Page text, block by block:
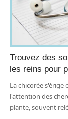
Trouvez des
les reins pour
La chicorée
l'attention des
plante, souvent